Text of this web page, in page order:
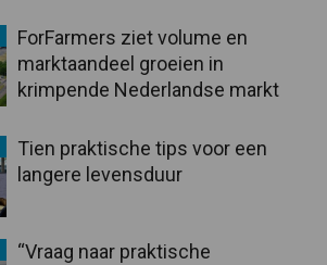
ForFarmers ziet volume en
marktaandeel groeien in
krimpende Nederlandse markt
Tien praktische tips voor een
langere levensduur
“Vraag naar praktische